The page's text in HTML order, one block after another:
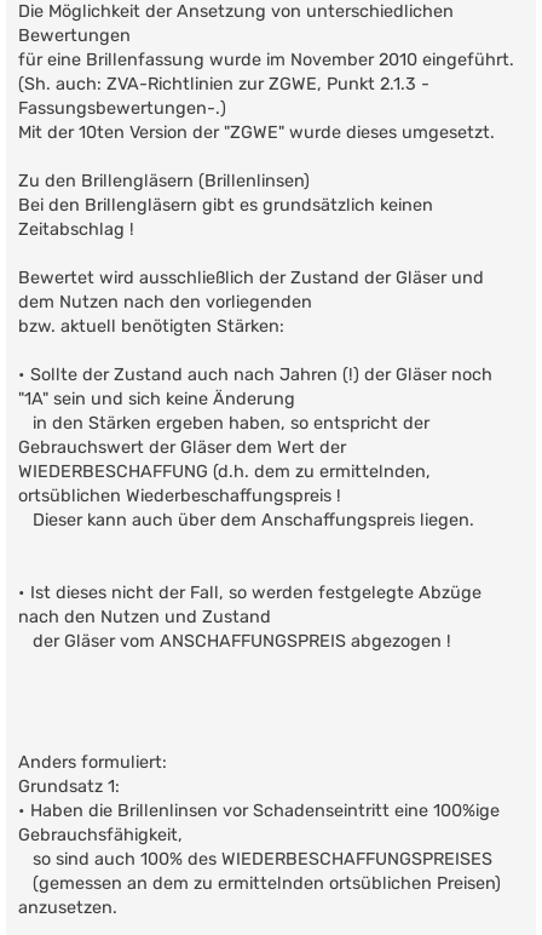
Die Möglichkeit der Ansetzung von unterschiedlichen
Bewertungen
für eine Brillenfassung wurde im November 2010 eingeführt.
(Sh. auch: ZVA-Richtlinien zur ZGWE, Punkt 2.1.3 -
Fassungsbewertungen-.)
Mit der 10ten Version der "ZGWE" wurde dieses umgesetzt.
Zu den Brillengläsern (Brillenlinsen)
Bei den Brillengläsern gibt es grundsätzlich keinen
Zeitabschlag !
Bewertet wird ausschließlich der Zustand der Gläser und
dem Nutzen nach den vorliegenden
bzw. aktuell benötigten Stärken:
• Sollte der Zustand auch nach Jahren (!) der Gläser noch
"1A" sein und sich keine Änderung
in den Stärken ergeben haben, so entspricht der
Gebrauchswert der Gläser dem Wert der
WIEDERBESCHAFFUNG (d.h. dem zu ermittelnden,
ortsüblichen Wiederbeschaffungspreis !
Dieser kann auch über dem Anschaffungspreis liegen.
• Ist dieses nicht der Fall, so werden festgelegte Abzüge
nach den Nutzen und Zustand
der Gläser vom ANSCHAFFUNGSPREIS abgezogen !
Anders formuliert:
Grundsatz 1:
• Haben die Brillenlinsen vor Schadenseintritt eine 100%ige
Gebrauchsfähigkeit,
so sind auch 100% des WIEDERBESCHAFFUNGSPREISES
(gemessen an dem zu ermittelnden ortsüblichen Preisen)
anzusetzen.